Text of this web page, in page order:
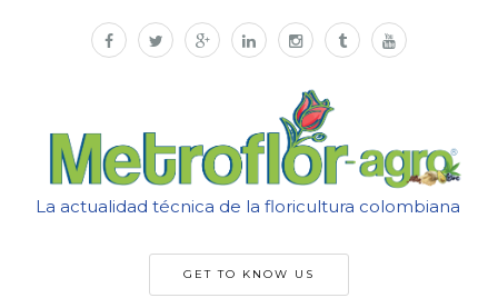
La actualidad técnica de la floricultura colombiana
GET TO KNOW US